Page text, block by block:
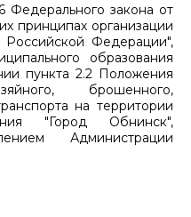
Федерального закона от
принципах организации
Российской Федерации",
образования
пункта 2.2 Положения
брошенного,
на территории
"Город Обнинск",
Администрации